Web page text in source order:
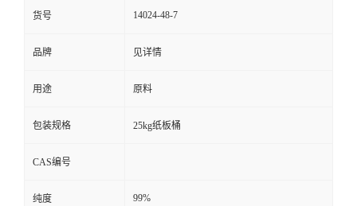
货号 14024-48-7
品牌 见详情
用途 原料
包装规格 25kg纸板桶
CAS编号
纯度 99%